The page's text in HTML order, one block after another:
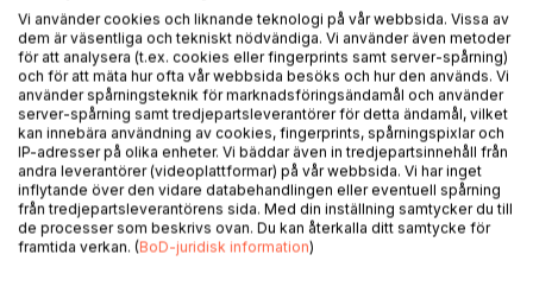
Lägg till i kom-ihåglista
Recensera titel
BESKRIVNING
Vi använder cookies och liknande teknologi på vår webbsida. Vissa av
dem är väsentliga och tekniskt nödvändiga. Vi använder även metoder
för att analysera (t.ex. cookies eller fingerprints samt server-spårning)
och för att mäta hur ofta vår webbsida besöks och hur den används. Vi
använder spårningsteknik för marknadsföringsändamål och använder
server-spårning samt tredjepartsleverantörer för detta ändamål, vilket
kan innebära användning av cookies, fingerprints, spårningspixlar och
IP-adresser på olika enheter. Vi bäddar även in tredjepartsinnehåll från
andra leverantörer (videoplattformar) på vår webbsida. Vi har inget
inflytande över den vidare databehandlingen eller eventuell spårning
från tredjepartsleverantörens sida. Med din inställning samtycker du till
de processer som beskrivs ovan. Du kan återkalla ditt samtycke för
framtida verkan. (BoD-juridisk information)